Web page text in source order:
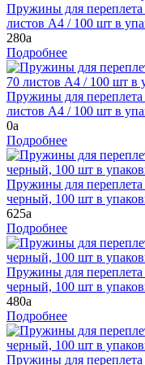
Пружины для
листов A4 / 100 шт в
280a
Подробнее
Пружины для
листов A4 / 100 шт в
0a
Подробнее
Пружины для
черный, 100 шт в
625a
Подробнее
Пружины для
черный, 100 шт в
480a
Подробнее
Пружины для